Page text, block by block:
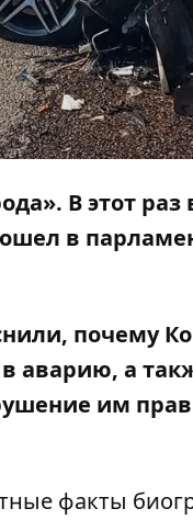
. В этот
в
почему
аварию, а
им
факты